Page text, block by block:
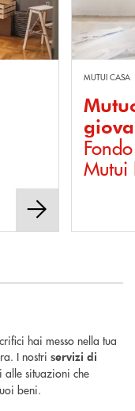
MUTUI CASA
Mutui
hai messo nella tua
I nostri servizi di
alle situazioni che
beni.